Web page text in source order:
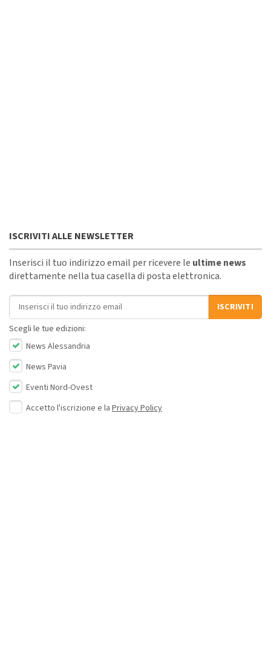
ISCRIVITI ALLE NEWSLETTER
Inserisci il tuo indirizzo email per ricevere le ultime news
direttamente nella tua casella di posta elettronica.
Indirizzo email
ISCRIVITI
Scegli le tue edizioni:
News Alessandria
News Pavia
Eventi Nord-Ovest
Accetto l'iscrizione e la Privacy Policy